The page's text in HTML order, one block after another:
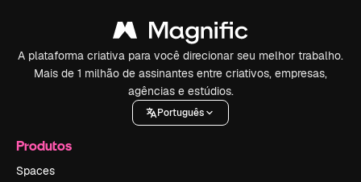
A plataforma criativa para você direcionar seu melhor trabalho.
Mais de 1 milhão de assinantes entre criativos, empresas,
agências e estúdios.
Português
Produtos
Spaces